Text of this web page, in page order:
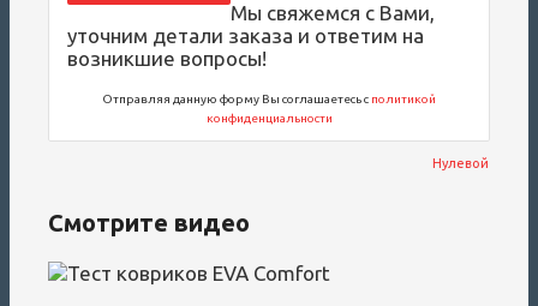
Нулевой
Мы свяжемся с Вами,
уточним детали заказа и ответим на
возникшие вопросы!
Отправляя данную форму Вы соглашаетесь с политикой
конфиденциальности
Смотрите видео